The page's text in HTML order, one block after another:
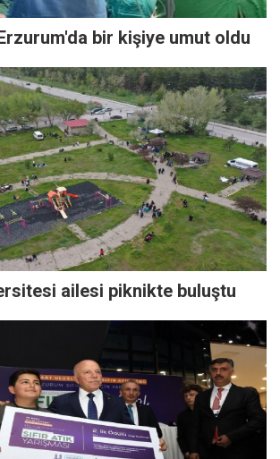
bir kişiye umut oldu
ailesi piknikte buluştu